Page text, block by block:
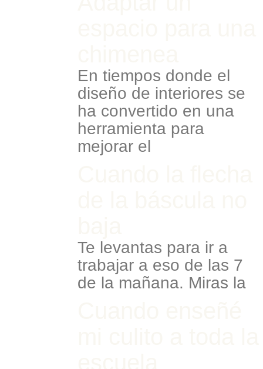
En tiempos donde el
diseño de interiores se
ha convertido en una
herramienta para
mejorar el
Te levantas para ir a
trabajar a eso de las 7
de la mañana. Miras la